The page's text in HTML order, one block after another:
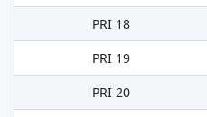
PRI 18
PRI 19
PRI 20